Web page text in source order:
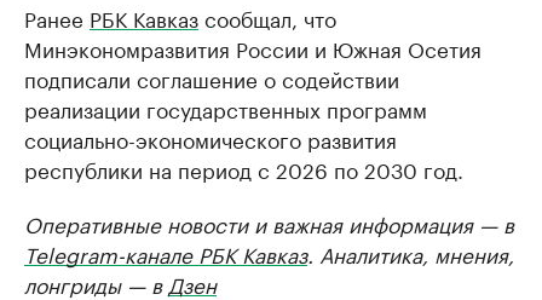
Ранее РБК Кавказсообщал, что
Минэкономразвития России и Южная Осетия
подписали соглашение о содействии
реализации государственных программ
социально-экономического развития
республики на период с 2026 по 2030 год.
Оперативные новости и важная информация — в
Telegram-канале РБК Кавказ. Аналитика, мнения,
лонгриды — в Дзен